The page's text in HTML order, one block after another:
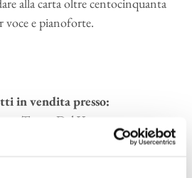
alla carta oltre centocinquanta
voce e pianoforte.
in vendita presso:
– Teatro Dal Verme
2 – Milano